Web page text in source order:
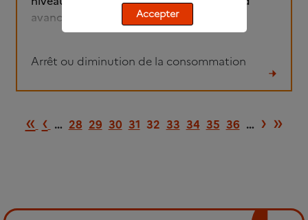
avance.
Arrêt ou diminution de la consommation
fil
Première page
« Page précédente
‹ … 28 29 30 31 32 33 34 35 36 … › »
Accepter